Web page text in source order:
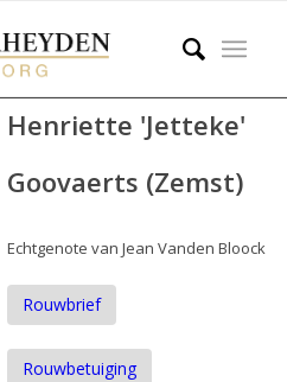
Henriette 'Jetteke'
Goovaerts (Zemst)
Echtgenote van Jean Vanden Bloock
Rouwbrief
Rouwbetuiging